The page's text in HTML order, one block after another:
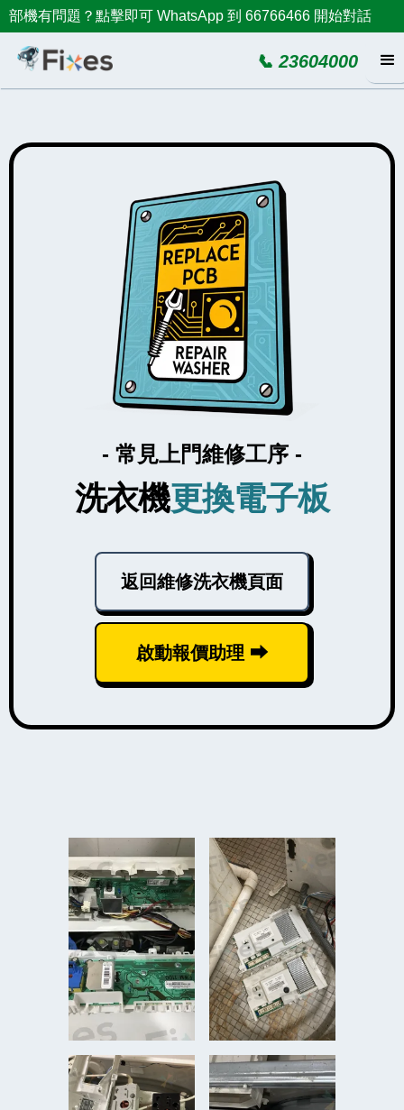
部機有問題？點擊即可 WhatsApp 到 66766466 開始對話
📞 23604000
- 常見上門維修工序 -
洗衣機更換電子板
返回維修洗衣機頁面
啟動報價助理 ⮕